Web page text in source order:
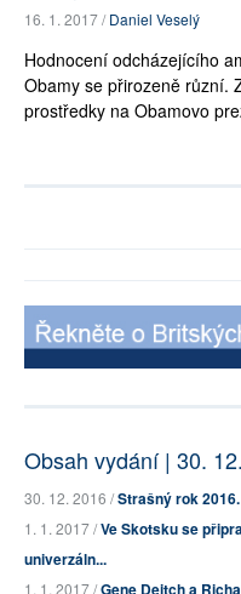
16. 1. 2017 /Daniel Veselý
Hodnocení odcházejícího
Obamy se přirozeně různí.
prostředky na Obamovo
Obsah vydání | 30.
30. 12. 2016 /Strašný rok
1. 1. 2017 /Ve Skotsku se
univerzáln...
1. 1. 2017 /Gene Deitch a